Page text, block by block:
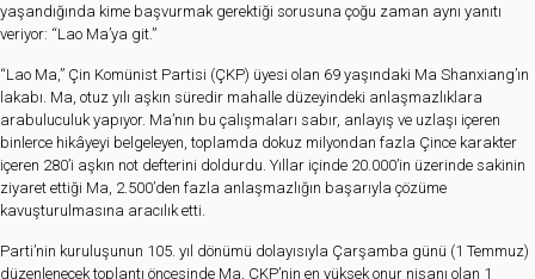
yaşandığında kime başvurmak gerektiği sorusuna çoğu zaman aynı yanıtı
veriyor: “Lao Ma’ya git.”
“Lao Ma,” Çin Komünist Partisi (ÇKP) üyesi olan 69 yaşındaki Ma Shanxiang’ın
lakabı. Ma, otuz yılı aşkın süredir mahalle düzeyindeki anlaşmazlıklara
arabuluculuk yapıyor. Ma’nın bu çalışmaları sabır, anlayış ve uzlaşı içeren
binlerce hikâyeyi belgeleyen, toplamda dokuz milyondan fazla Çince karakter
içeren 280’i aşkın not defterini doldurdu. Yıllar içinde 20.000’in üzerinde sakinin
ziyaret ettiği Ma, 2.500’den fazla anlaşmazlığın başarıyla çözüme
kavuşturulmasına aracılık etti.
Parti’nin kuruluşunun 105. yıl dönümü dolayısıyla Çarşamba günü (1 Temmuz)
düzenlenecek toplantı öncesinde Ma, ÇKP’nin en yüksek onur nişanı olan 1